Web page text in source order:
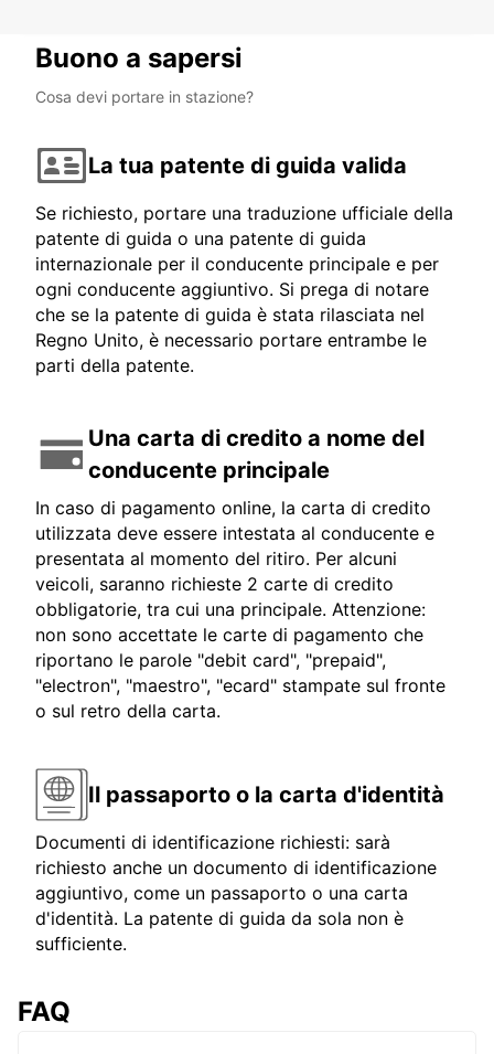
Buono a sapersi
Cosa devi portare in stazione?
La tua patente di guida valida
Se richiesto, portare una traduzione ufficiale della
patente di guida o una patente di guida
internazionale per il conducente principale e per
ogni conducente aggiuntivo. Si prega di notare
che se la patente di guida è stata rilasciata nel
Regno Unito, è necessario portare entrambe le
parti della patente.
Una carta di credito a nome del
conducente principale
In caso di pagamento online, la carta di credito
utilizzata deve essere intestata al conducente e
presentata al momento del ritiro. Per alcuni
veicoli, saranno richieste 2 carte di credito
obbligatorie, tra cui una principale. Attenzione:
non sono accettate le carte di pagamento che
riportano le parole "debit card", "prepaid",
"electron", "maestro", "ecard" stampate sul fronte
o sul retro della carta.
Il passaporto o la carta d'identità
Documenti di identificazione richiesti: sarà
richiesto anche un documento di identificazione
aggiuntivo, come un passaporto o una carta
d'identità. La patente di guida da sola non è
sufficiente.
FAQ